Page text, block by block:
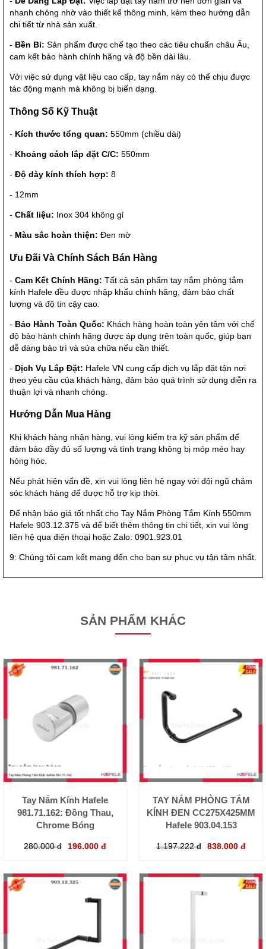
nhanh chóng nhờ vào thiết kế thông minh, kèm theo hướng dẫn
chi tiết từ nhà sản xuất.
- Bền Bỉ: Sản phẩm được chế tạo theo các tiêu chuẩn châu Âu,
cam kết bảo hành chính hãng và độ bền dài lâu.
Với việc sử dụng vật liệu cao cấp, tay nắm này có thể chịu được
tác động mạnh mà không bị biến dạng.
Thông Số Kỹ Thuật
- Kích thước tổng quan: 550mm (chiều dài)
- Khoảng cách lắp đặt C/C: 550mm
- Độ dày kính thích hợp: 8
- 12mm
- Chất liệu: Inox 304 không gỉ
- Màu sắc hoàn thiện: Đen mờ
Ưu Đãi Và Chính Sách Bán Hàng
- Cam Kết Chính Hãng: Tất cả sản phẩm tay nắm phòng tắm
kính Hafele đều được nhập khẩu chính hãng, đảm bảo chất
lượng và độ tin cậy cao.
- Bảo Hành Toàn Quốc: Khách hàng hoàn toàn yên tâm với chế
độ bảo hành chính hãng được áp dụng trên toàn quốc, giúp bạn
dễ dàng bảo trì và sửa chữa nếu cần thiết.
- Dịch Vụ Lắp Đặt: Hafele VN cung cấp dịch vụ lắp đặt tận nơi
theo yêu cầu của khách hàng, đảm bảo quá trình sử dụng diễn ra
thuận lợi và nhanh chóng.
Hướng Dẫn Mua Hàng
Khi khách hàng nhận hàng, vui lòng kiểm tra kỹ sản phẩm để
đảm bảo đầy đủ số lượng và tình trạng không bị móp méo hay
hỏng hóc.
Nếu phát hiện vấn đề, xin vui lòng liên hệ ngay với đội ngũ chăm
sóc khách hàng để được hỗ trợ kịp thời.
Để nhận báo giá tốt nhất cho Tay Nắm Phòng Tắm Kính 550mm
Hafele 903.12.375 và để biết thêm thông tin chi tiết, xin vui lòng
liên hệ qua điện thoại hoặc Zalo: 0901.923.01
9: Chúng tôi cam kết mang đến cho bạn sự phục vụ tận tâm nhất.
SẢN PHẨM KHÁC
Tay Nắm Kính Hafele
981.71.162: Đồng Thau,
Chrome Bóng
280.000 đ 196.000 đ
TAY NẮM PHÒNG TẮM
KÍNH ĐEN CC275X425MM
Hafele 903.04.153
1.197.222 đ 838.000 đ